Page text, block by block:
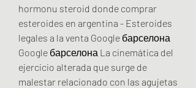
hormonu steroid donde comprar
esteroides en argentina - Esteroides
legales a la venta Google барселона
Google барселона La cinemática del
ejercicio alterada que surge de
malestar relacionado con las agujetas